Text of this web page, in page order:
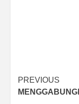
Post
PREVIOUS